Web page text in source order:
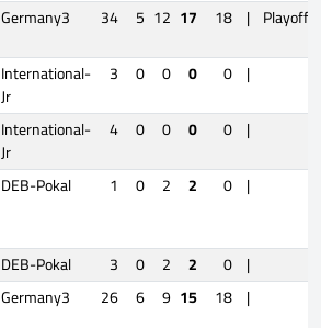
Germany3 34 5 12 17 18 | Playoffs
International-
Jr
3 0 0 0 0 |
International-
Jr
4 0 0 0 0 |
DEB-Pokal 1 0 2 2 0 |
DEB-Pokal 3 0 2 2 0 |
Germany3 26 6 9 15 18 |